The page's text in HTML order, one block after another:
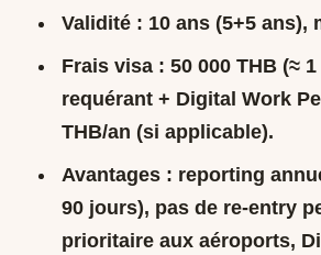
Validité: 10 ans (5+5 ans),
Frais visa: 50 000 THB(≈ 1
requérant + Digital Work
THB/an (si applicable).
Avantages: reporting
90 jours), pas de re-entry
prioritaire aux aéroports,